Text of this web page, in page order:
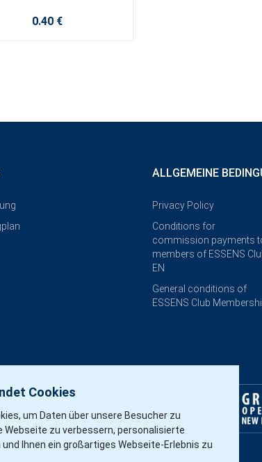
0.40 €
Cookies
um Daten über unsere Besucher zu
Webseite zu verbessern, personalisierte
und Ihnen ein großartiges Webseite-Erlebnis zu
ALLGEMEINE
Privacy Policy
Conditions for
commission payments
members of ESSENS
EN
General conditions of
ESSENS Club